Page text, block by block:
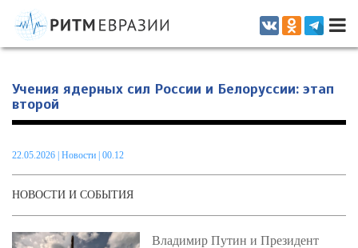
Информационно-аналитическое издание, посвященное актуальным
проблемам интеграции на постсоветском пространстве
Учения ядерных сил России и Белоруссии: этап
второй
22.05.2026 Новости | 00.12
НОВОСТИ И СОБЫТИЯ
Владимир Путин и Президент